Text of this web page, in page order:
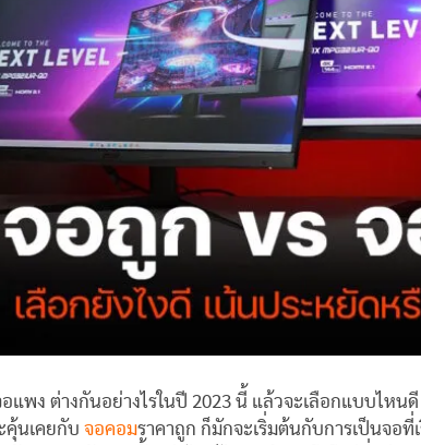
แพง ต่างกันอย่างไรในปี 2023 นี้ แล้วจะเลือกแบบไหนดี
คุ้นเคยกับ จอคอมราคาถูก ก็มักจะเริ่มต้นกับการเป็นจอ